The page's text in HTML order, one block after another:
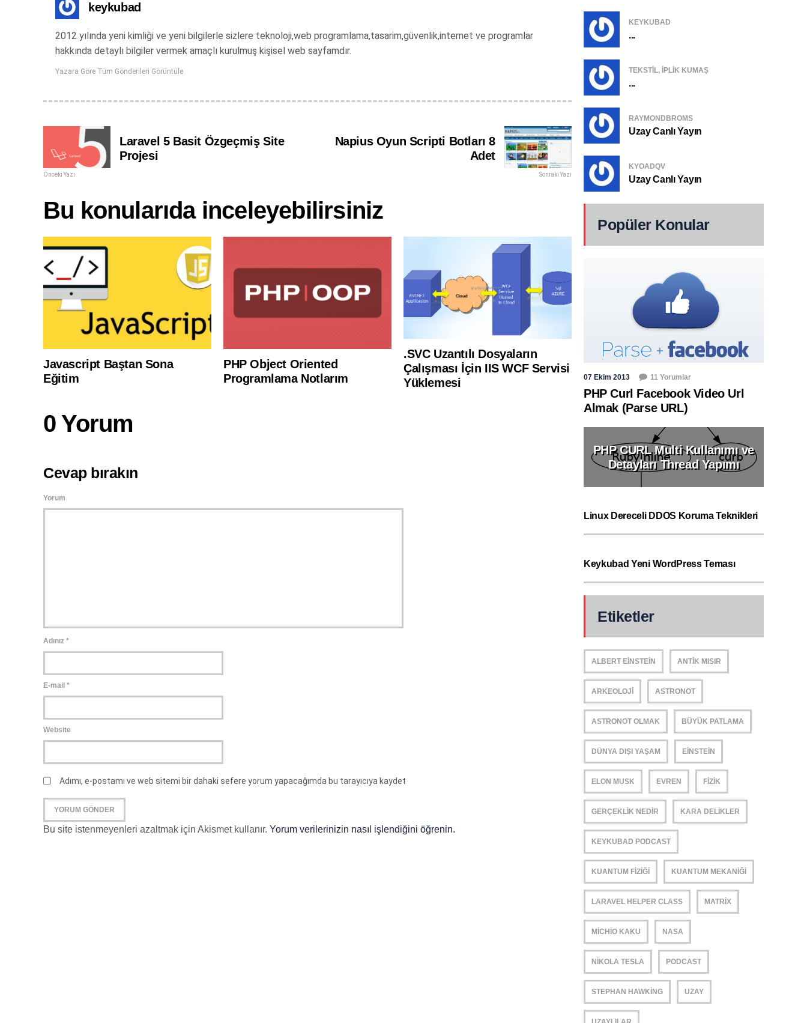
keykubad
2012 yılında yeni kimliği ve yeni bilgilerle sizlere teknoloji,web programlama,tasarim,güvenlik,internet ve programlar
hakkında detaylı bilgiler vermek amaçlı kurulmuş kişisel web sayfamdır.
Yazara Göre Tüm Gönderileri Görüntüle
Laravel 5 Basit Özgeçmiş Site
Projesi
Önceki Yazı
Napius Oyun Scripti Botları 8
Adet
Sonraki Yazı
Bu konularıda inceleyebilirsiniz
Javascript Baştan Sona
Eğitim
PHP Object Oriented
Programlama Notlarım
.SVC Uzantılı Dosyaların
Çalışması İçin IIS WCF Servisi
Yüklemesi
0 Yorum
Cevap bırakın
Yorum
Adınız *
E-mail *
Website
Adımı, e-postamı ve web sitemi bir dahaki sefere yorum yapacağımda bu tarayıcıya kaydet
Bu site istenmeyenleri azaltmak için Akismet kullanır. Yorum verilerinizin nasıl işlendiğini öğrenin.
KEYKUBAD
...
TEKSTIL, IPLIK KUMAŞ
...
RAYMONDBROMS
Uzay Canlı Yayın
KYOADQV
Uzay Canlı Yayın
Popüler Konular
07 Ekim 2013 11 Yorumlar
PHP Curl Facebook Video Url
Almak (Parse URL)
PHP CURL Multi Kullanımı ve
Detayları Thread Yapımı
Linux Dereceli DDOS Koruma Teknikleri
Keykubad Yeni WordPress Teması
Etiketler
ALBERT EINSTEIN ANTIK MISIR
ARKEOLOJI ASTRONOT
ASTRONOT OLMAK BÜYÜK PATLAMA
DÜNYA DIŞI YAŞAM EINSTEIN
ELON MUSK EVREN FIZIK
GERÇEKLIK NEDIR KARA DELIKLER
KEYKUBAD PODCAST
KUANTUM FIZIĞI KUANTUM MEKANIĞI
LARAVEL HELPER CLASS MATRIX
MICHIO KAKU NASA
NIKOLA TESLA PODCAST
STEPHAN HAWKING UZAY